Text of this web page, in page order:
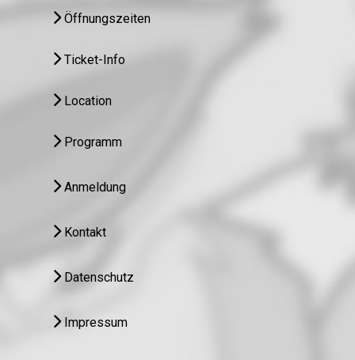
Öffnungszeiten
Ticket-Info
Location
Programm
Anmeldung
Kontakt
Datenschutz
Impressum